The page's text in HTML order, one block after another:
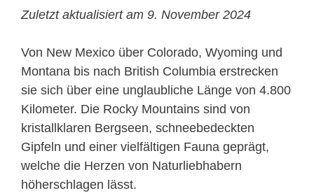
Zuletzt aktualisiert am 9. November 2024
Von New Mexico über Colorado, Wyoming und
Montana bis nach British Columbia erstrecken
sie sich über eine unglaubliche Länge von 4.800
Kilometer. Die Rocky Mountains sind von
kristallklaren Bergseen, schneebedeckten
Gipfeln und einer vielfältigen Fauna geprägt,
welche die Herzen von Naturliebhabern
höherschlagen lässt.